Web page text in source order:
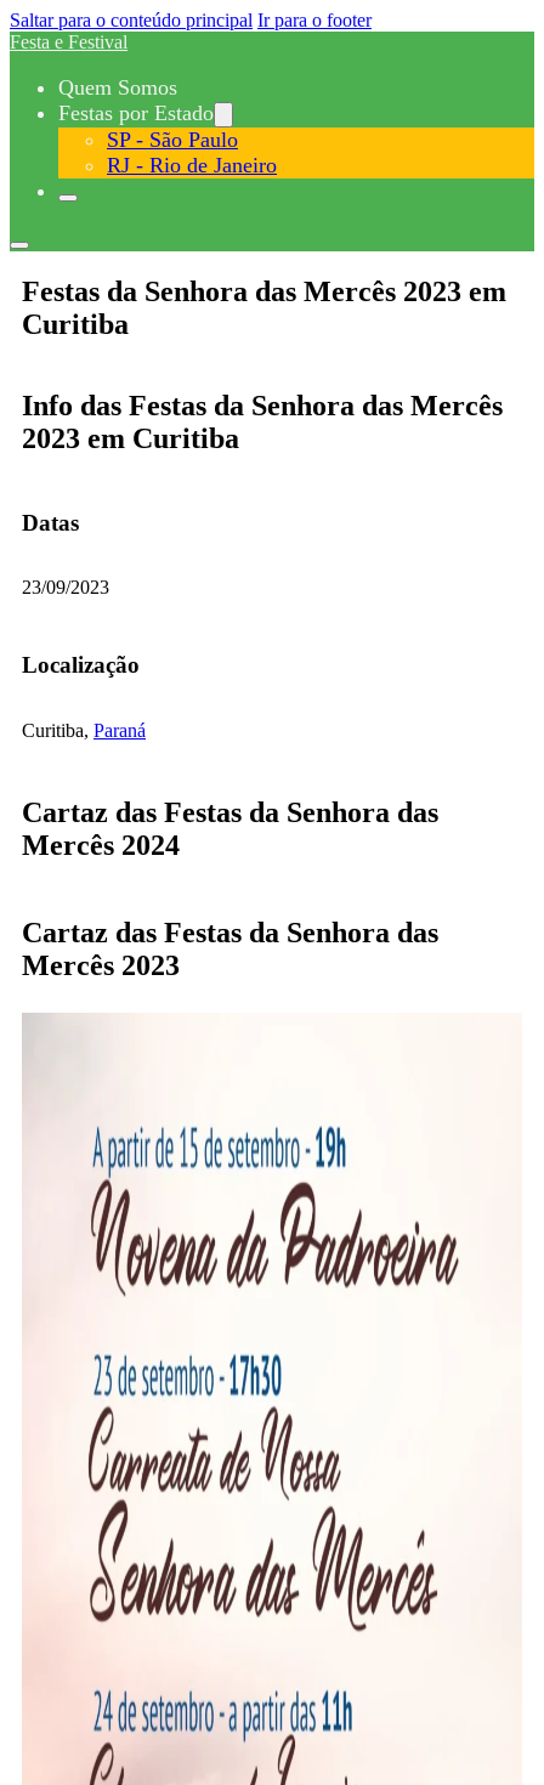
Saltar para o conteúdo principal Ir para o footer
Festa e Festival
Quem Somos
Festas por Estado
SP - São Paulo
RJ - Rio de Janeiro
Festas da Senhora das Mercês 2023 em
Curitiba
Info das Festas da Senhora das Mercês
2023 em Curitiba
Datas
23/09/2023
Localização
Curitiba, Paraná
Cartaz das Festas da Senhora das
Mercês 2024
Cartaz das Festas da Senhora das
Mercês 2023